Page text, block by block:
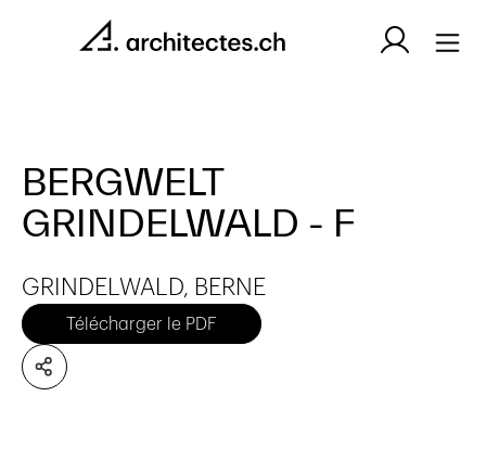
BERGWELT
GRINDELWALD - F
GRINDELWALD, BERNE
Télécharger le PDF